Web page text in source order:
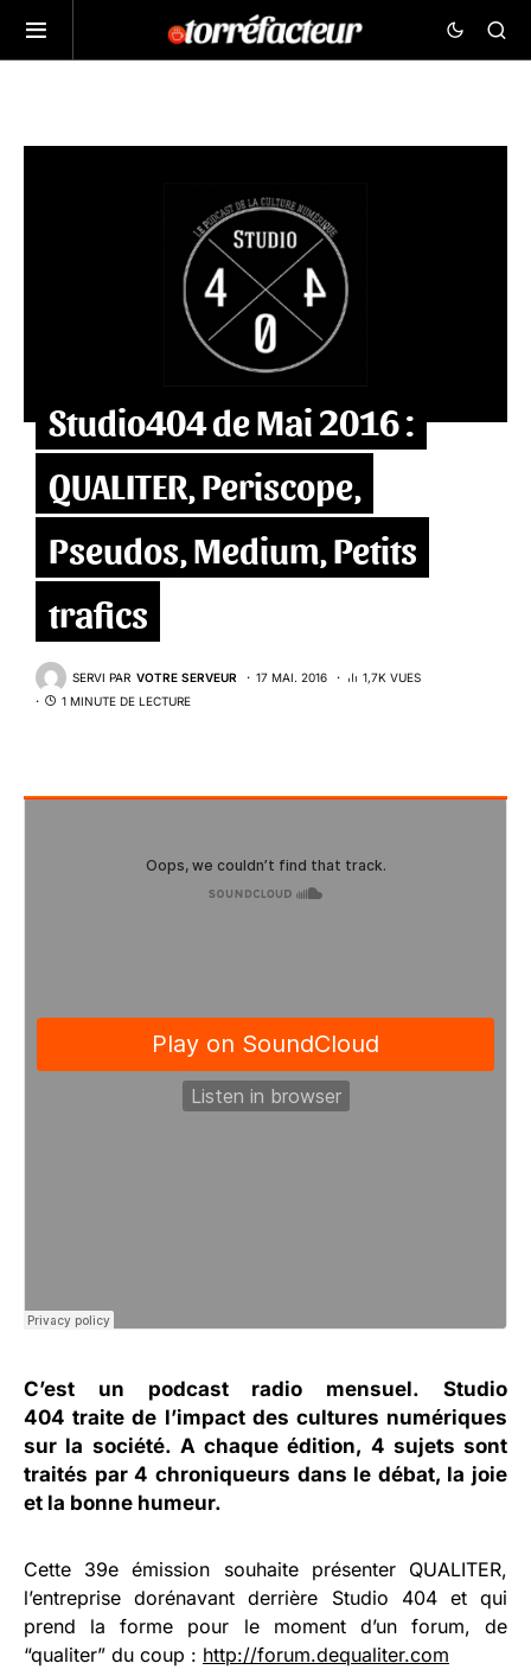
Studio404 de Mai 2016 :
QUALITER, Periscope,
Pseudos, Medium, Petits
trafics
SERVI PAR VOTRE SERVEUR 17 MAI. 2016
1,7K VUES
1 MINUTE DE LECTURE
C’est un podcast radio mensuel. Studio
404 traite de l’impact des cultures numériques
sur la société. A chaque édition, 4 sujets sont
traités par 4 chroniqueurs dans le débat, la joie
et la bonne humeur.
Cette 39e émission souhaite présenter QUALITER,
l’entreprise dorénavant derrière Studio 404 et qui
prend la forme pour le moment d’un forum, de
“qualiter” du coup : http://forum.dequaliter.com